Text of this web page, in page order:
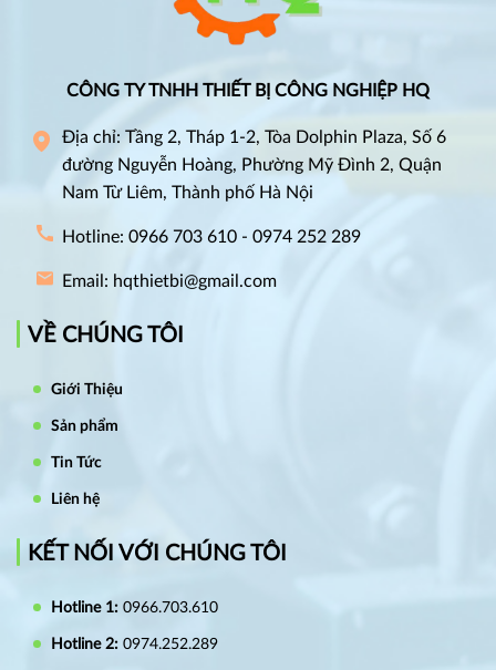
CÔNG TY TNHH THIẾT BỊ CÔNG NGHIỆP HQ
Địa chỉ: Tầng 2, Tháp 1-2, Tòa Dolphin Plaza, Số 6
đường Nguyễn Hoàng, Phường Mỹ Đình 2, Quận
Nam Từ Liêm, Thành phố Hà Nội
Hotline: 0966 703 610 - 0974 252 289
Email: hqthietbi@gmail.com
VỀ CHÚNG TÔI
Giới Thiệu
Sản phẩm
Tin Tức
Liên hệ
KẾT NỐI VỚI CHÚNG TÔI
Hotline 1: 0966.703.610
Hotline 2: 0974.252.289